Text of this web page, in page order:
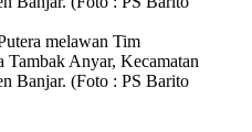
melawan Tim
Tambak Anyar, Kecamatan
Banjar. (Foto : PS Barito